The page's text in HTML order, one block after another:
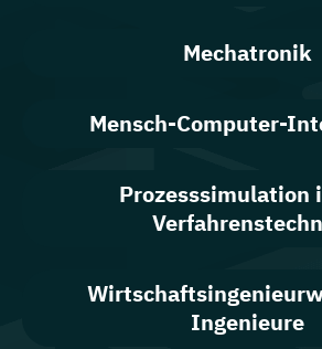
Mechatronik
Mensch-Computer-
Prozesssimulation
Ingenieure